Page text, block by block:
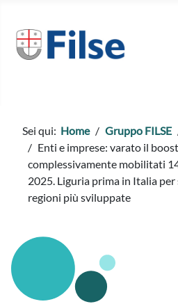
Sei qui: Home Gruppo FILSE
Enti e imprese: varato il
complessivamente mobilitati
2025. Liguria prima in Italia
regioni più sviluppate